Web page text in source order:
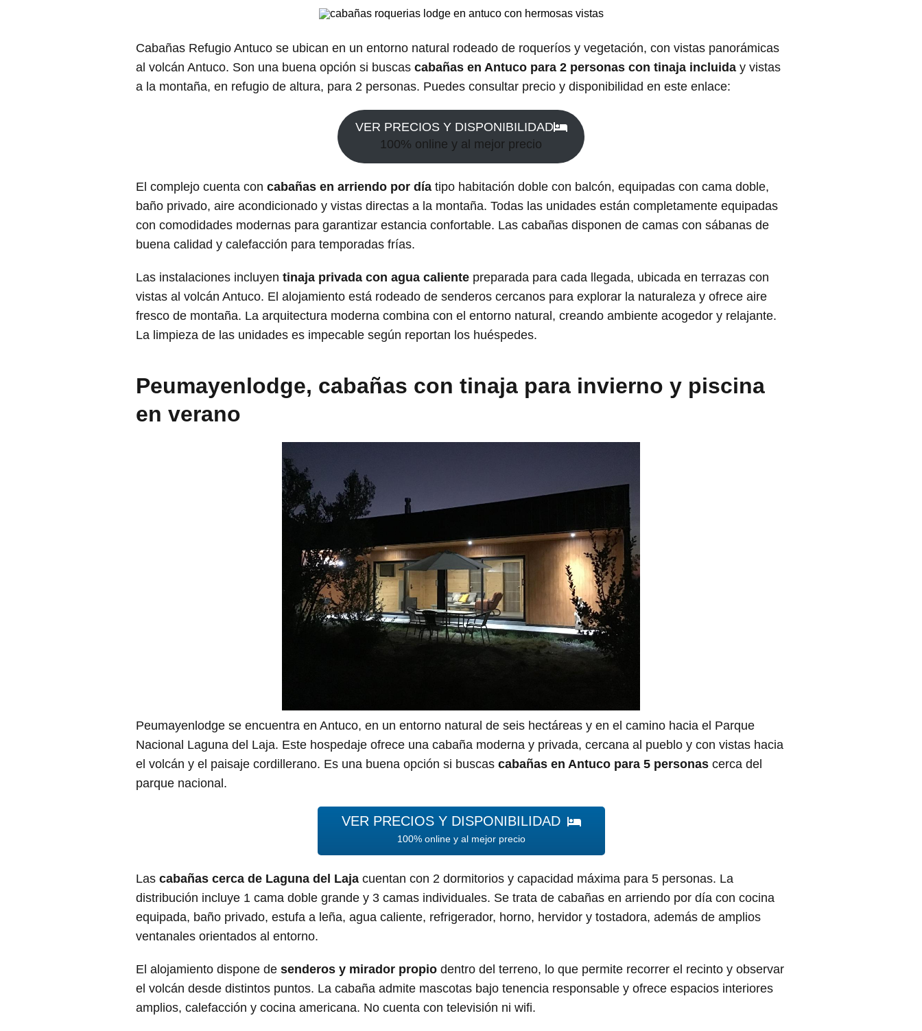
Cabañas Refugio Antuco se ubican en un entorno natural rodeado de roqueríos y vegetación, con vistas panorámicas
al volcán Antuco. Son una buena opción si buscas cabañas en Antuco para 2 personas con tinaja incluida y vistas
a la montaña, en refugio de altura, para 2 personas. Puedes consultar precio y disponibilidad en este enlace:
VER PRECIOS Y DISPONIBILIDAD
100% online y al mejor precio
El complejo cuenta con cabañas en arriendo por día tipo habitación doble con balcón, equipadas con cama doble,
baño privado, aire acondicionado y vistas directas a la montaña. Todas las unidades están completamente equipadas
con comodidades modernas para garantizar estancia confortable. Las cabañas disponen de camas con sábanas de
buena calidad y calefacción para temporadas frías.
Las instalaciones incluyen tinaja privada con agua caliente preparada para cada llegada, ubicada en terrazas con
vistas al volcán Antuco. El alojamiento está rodeado de senderos cercanos para explorar la naturaleza y ofrece aire
fresco de montaña. La arquitectura moderna combina con el entorno natural, creando ambiente acogedor y relajante.
La limpieza de las unidades es impecable según reportan los huéspedes.
Peumayenlodge, cabañas con tinaja para invierno y piscina
en verano
Peumayenlodge se encuentra en Antuco, en un entorno natural de seis hectáreas y en el camino hacia el Parque
Nacional Laguna del Laja. Este hospedaje ofrece una cabaña moderna y privada, cercana al pueblo y con vistas hacia
el volcán y el paisaje cordillerano. Es una buena opción si buscas cabañas en Antuco para 5 personas cerca del
parque nacional.
VER PRECIOS Y DISPONIBILIDAD
100% online y al mejor precio
Las cabañas cerca de Laguna del Laja cuentan con 2 dormitorios y capacidad máxima para 5 personas. La
distribución incluye 1 cama doble grande y 3 camas individuales. Se trata de cabañas en arriendo por día con cocina
equipada, baño privado, estufa a leña, agua caliente, refrigerador, horno, hervidor y tostadora, además de amplios
ventanales orientados al entorno.
El alojamiento dispone de senderos y mirador propio dentro del terreno, lo que permite recorrer el recinto y observar
el volcán desde distintos puntos. La cabaña admite mascotas bajo tenencia responsable y ofrece espacios interiores
amplios, calefacción y cocina americana. No cuenta con televisión ni wifi.